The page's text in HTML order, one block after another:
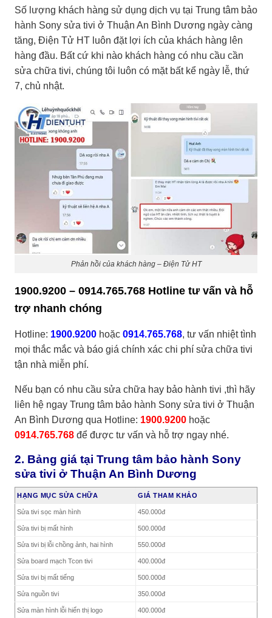
Số lượng khách hàng sử dụng dịch vụ tại Trung tâm bảo
hành Sony sửa tivi ở Thuận An Bình Dương ngày càng
tăng, Điện Tử HT luôn đặt lợi ích của khách hàng lên
hàng đầu. Bất cứ khi nào khách hàng có nhu cầu cần
sửa chữa tivi, chúng tôi luôn có mặt bất kể ngày lễ, thứ
7, chủ nhật.
Phản hồi của khách hàng – Điện Tử HT
1900.9200 – 0914.765.768 Hotline tư vấn và hỗ
trợ nhanh chóng
Hotline: 1900.9200 hoặc 0914.765.768, tư vấn nhiệt tình
mọi thắc mắc và báo giá chính xác chi phí sửa chữa tivi
tận nhà miễn phí.
Nếu bạn có nhu cầu sửa chữa hay bảo hành tivi ,thì hãy
liên hệ ngay Trung tâm bảo hành Sony sửa tivi ở Thuận
An Bình Dương qua Hotline: 1900.9200 hoặc
0914.765.768 để được tư vấn và hỗ trợ ngay nhé.
2. Bảng giá tại Trung tâm bảo hành Sony
sửa tivi ở Thuận An Bình Dương
HẠNG MỤC SỬA CHỮA GIÁ THAM KHẢO
Sửa tivi sọc màn hình 450.000đ
Sửa tivi bị mất hình 500.000đ
Sửa tivi bị lỗi chồng ảnh, hai hình 550.000đ
Sửa board mạch Tcon tivi 400.000đ
Sửa tivi bị mất tiếng 500.000đ
Sửa nguồn tivi 350.000đ
Sửa màn hình lỗi hiển thị logo 400.000đ